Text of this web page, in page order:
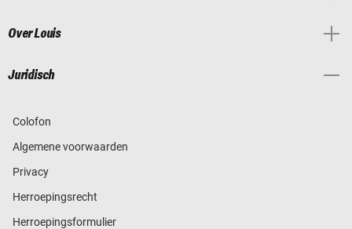
Over Louis
Juridisch
Colofon
Algemene voorwaarden
Privacy
Herroepingsrecht
Herroepingsformulier